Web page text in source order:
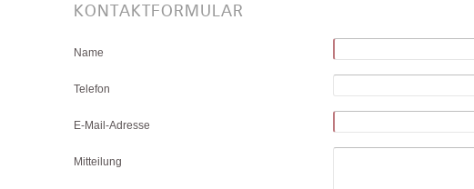
KONTAKTFORMULAR
Name
Telefon
E-Mail-Adresse
Mitteilung